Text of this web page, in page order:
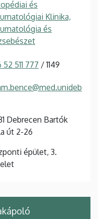
és
Klinika,
és
52 511 777 / 1149
Debrecen Bartók
út 2-26
épület, 3.